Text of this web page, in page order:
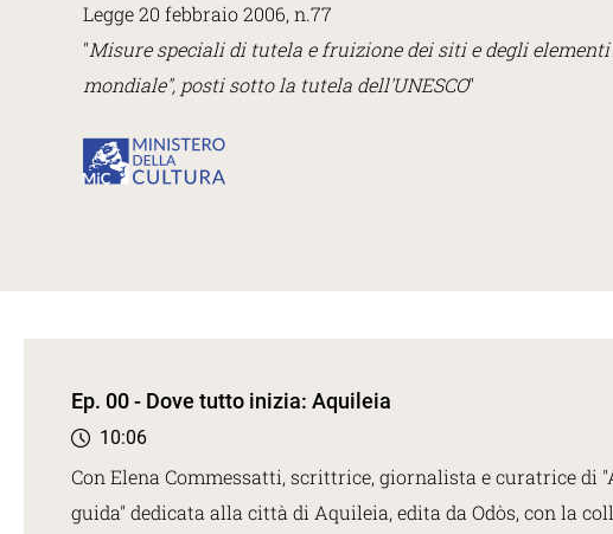
Legge 20 febbraio 2006, n.77
"Misure speciali di tutela e fruizione dei siti e degli
mondiale", posti sotto la tutela dell'UNESCO"
Ep. 00 - Dove tutto inizia: Aquileia
10:06
Con Elena Commessatti, scrittrice, giornalista e curatrice di
guida" dedicata alla città di Aquileia, edita da Odòs, con la